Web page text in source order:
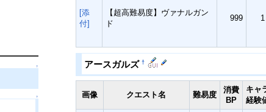
↑
↑
[添
付]
【超高難易度】ヴァナルガン
ド
999 1
アースガルズ†
画像 クエスト名 難易度
消費
BP
キャ
経験